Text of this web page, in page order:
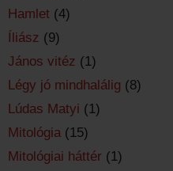
Hamlet (4)
Íliász (9)
János vitéz (1)
Légy jó mindhalálig (8)
Lúdas Matyi (1)
Mitológia (15)
Mitológiai háttér (1)